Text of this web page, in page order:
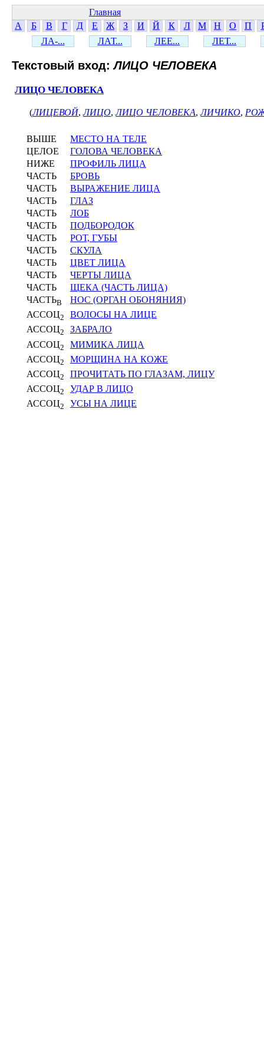
Главная
А
Б В Г Д Е Ж З И Й К Л М Н О П
ЛА-...
ЛАТ... ЛЕЕ... ЛЕТ...
Текстовый вход:ЛИЦО ЧЕЛОВЕКА
ЛИЦО ЧЕЛОВЕКА
(ЛИЦЕВОЙ,ЛИЦО,ЛИЦО ЧЕЛОВЕКА,ЛИЧИКО,
ВЫШЕ
МЕСТО НА ТЕЛЕ
ЦЕЛОЕ
ГОЛОВА ЧЕЛОВЕКА
НИЖЕ
ПРОФИЛЬ ЛИЦА
ЧАСТЬ
БРОВЬ
ЧАСТЬ
ВЫРАЖЕНИЕ ЛИЦА
ЧАСТЬ
ГЛАЗ
ЧАСТЬ
ЛОБ
ЧАСТЬ
ПОДБОРОДОК
ЧАСТЬ
РОТ, ГУБЫ
ЧАСТЬ
СКУЛА
ЧАСТЬ
ЦВЕТ ЛИЦА
ЧАСТЬ
ЧЕРТЫ ЛИЦА
ЧАСТЬ
ЩЕКА (ЧАСТЬ ЛИЦА)
ЧАСТЬВ
НОС (ОРГАН ОБОНЯНИЯ)
АССОЦ2
ВОЛОСЫ НА ЛИЦЕ
АССОЦ2
ЗАБРАЛО
АССОЦ2
МИМИКА ЛИЦА
АССОЦ2
МОРЩИНА НА КОЖЕ
АССОЦ2
ПРОЧИТАТЬ ПО ГЛАЗАМ, ЛИЦУ
АССОЦ2
УДАР В ЛИЦО
АССОЦ2 УСЫ НА ЛИЦЕ